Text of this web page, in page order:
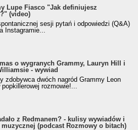
Lupe Fiasco "Jak definiujesz
(video)
sesji pytań i odpowiedzi (Q&A)
Instagramie...
o wygranych Grammy, Lauryn Hill i
- wywiad
zdobywca dwóch nagród Grammy Leon
rozmowie!...
z Redmanem? - kulisy wywiadów i
(podcast Rozmowy o bitach)